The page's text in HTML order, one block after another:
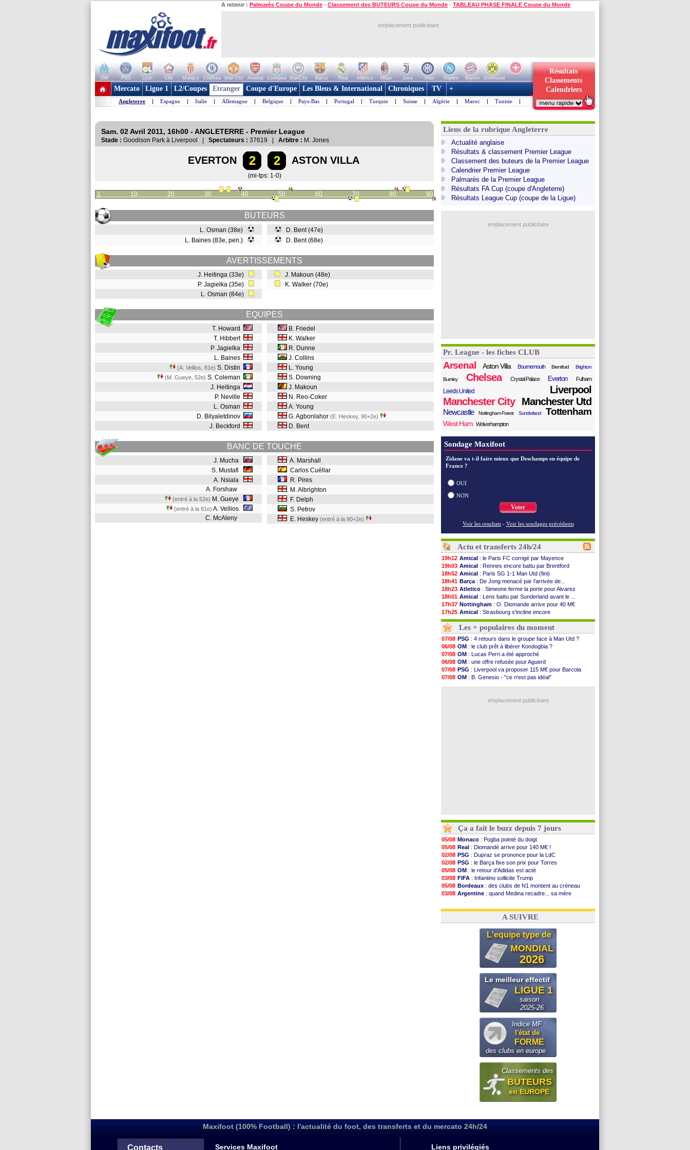
A retenir : Palmarès Coupe du Monde - Classement des BUTEURS Coupe du Monde - TABLEAU PHASE FINALE Coupe du Monde
emplacement publicitaire
OM PSG Lyon Lille Monaco Chelsea Man Utd Arsenal Liverpool ManCity Barca Real Atletico Milan Juve Inter Naples Bayern
Dortmund
+ de clubs
Résultats
Classements
Calendriers
Mercato Ligue 1 L2/Coupes Etranger Coupe d'Europe Les Bleus & International Chroniques TV +
Angleterre | Espagne | Italie | Allemagne | Belgique | Pays-Bas | Portugal | Turquie | Suisse | Algérie | Maroc | Tunisie |
Sam. 02 Avril 2011, 16h00 - ANGLETERRE - Premier League
Stade : Goodison Park à Liverpool | Spectateurs : 37619 | Arbitre : M. Jones
EVERTON 2 2 ASTON VILLA
(mi-tps: 1-0)
1 10 20 30 40 50 60 70 80 90
BUTEURS
L. Osman (38e)
L. Baines (83e, pen.)
D. Bent (47e)
D. Bent (68e)
AVERTISSEMENTS
J. Heitinga (33e)
P. Jagielka (35e)
L. Osman (84e)
J. Makoun (48e)
K. Walker (70e)
EQUIPES
T. Howard
T. Hibbert
P. Jagielka
L. Baines
(A. Vellios, 81e) S. Distin
(M. Gueye, 52e) S. Coleman
J. Heitinga
P. Neville
L. Osman
D. Bilyaletdinov
J. Beckford
B. Friedel
K. Walker
R. Dunne
J. Collins
L. Young
S. Downing
J. Makoun
N. Reo-Coker
A. Young
G. Agbonlahor (E. Heskey, 90+2e)
D. Bent
BANC DE TOUCHE
J. Mucha
S. Mustafi
A. Nsiala
A. Forshaw
(entré à la 52e) M. Gueye
(entré à la 81e) A. Vellios
C. McAleny
A. Marshall
Carlos Cuéllar
R. Pires
M. Albrighton
F. Delph
S. Petrov
E. Heskey (entré à la 90+2e)
Liens de la rubrique Angleterre
Actualité anglaise
Résultats & classement Premier League
Classement des buteurs de la Premier League
Calendrier Premier League
Palmarès de la Premier League
Résultats FA Cup (coupe d'Angleterre)
Résultats League Cup (coupe de la Ligue)
emplacement publicitaire
Pr. League - les fiches CLUB
Arsenal Aston Villa Bournemouth Brentford Brighton
Burnley Chelsea Crystal Palace Everton Fulham
Leeds United
Liverpool
Manchester City
Manchester Utd
Newcastle Nottingham Forest Sunderland Tottenham
West Ham Wolverhampton
Sondage Maxifoot
Zidane va t-il faire mieux que Deschamps en équipe de
France ?
OUI
NON
Voter
Voir les resultats - Voir les sondages précédents
Actu et transferts 24h/24
19h12 Amical : le Paris FC corrigé par Mayence
19h03 Amical : Rennes encore battu par Brentford
18h52 Amical : Paris SG 1-1 Man Utd (fini)
18h41 Barça : De Jong menacé par l’arrivée de...
18h23 Atletico : Simeone ferme la porte pour Alvarez
18h01 Amical : Lens battu par Sunderland avant le ...
17h37 Nottingham : O. Diomande arrive pour 40 M€
17h25 Amical : Strasbourg s'incline encore
17h08 Amical: Lille s'impose à Hambourg
16h55
Lens: Ganiou prolongé jusqu'en 2030 (officiel)
16h31 OM: le PSG, les précisions de Benatia
16h11
Amical: Paris SG-Man Utd, les compos
16h06
Amical: Chelsea corrige l'AC Milan
15h48
Argentine : Messi perd son papa
15h41
Amical: l'Inter s'offre la Juventus
15h21
Atletico: Almada rejoint River Plate (off.)
15h14
Monaco : Camara a la cote en Angleterre
: ça négocie avec le Barça pour Torres
Les + populaires du moment
07/08 PSG : 4 retours dans le groupe face à Man Utd ?
06/08 OM : le club prêt à libérer Kondogbia ?
07/08 OM : Lucas Perri a été approché
06/08 OM : une offre refusée pour Aguerd
07/08 PSG : Liverpool va proposer 115 M€ pour Barcola
07/08 OM : B. Genesio - "ce n'est pas idéal"
emplacement publicitaire
Ça a fait le buzz depuis 7 jours
05/08 Monaco : Pogba pointé du doigt
05/08 Real : Diomandé arrive pour 140 M€ !
02/08 PSG : Dupraz se prononce pour la LdC
02/08 PSG : le Barça fixe son prix pour Torres
05/08 OM : le retour d'Adidas est acté
03/08 FIFA : Infantino sollicite Trump
05/08 Bordeaux : des clubs de N1 montent au créneau
03/08 Argentine : quand Medina recadre... sa mère
03/08 OM: Paixão attire un 2e club anglais
A SUIVRE
L'equipe type de
MONDIAL
2026
Le meilleur effectif
LIGUE 1
saison
2025-26
Indice MF :
l'état de
FORME
des clubs en europe
Classements des
BUTEURS
en EUROPE
Maxifoot (100% Football) : l'actualité du foot, des transferts et du mercato 24h/24
Contacts Services Maxifoot Liens privilégiés